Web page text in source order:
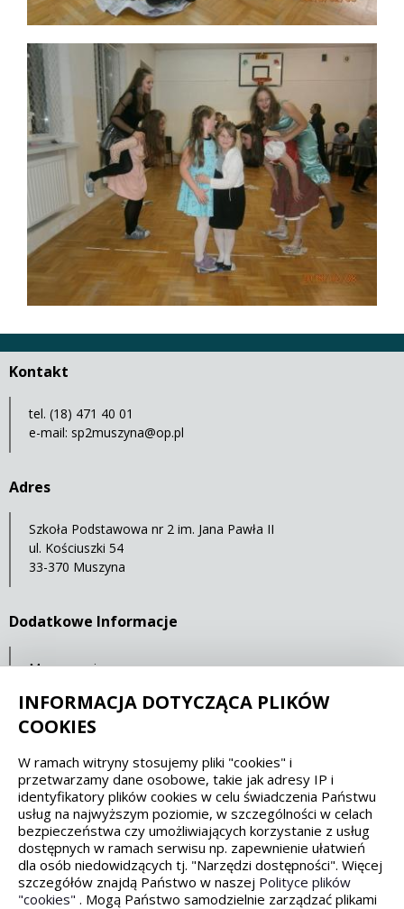
Kontakt
tel. (18) 471 40 01
e-mail: sp2muszyna@op.pl
Adres
Szkoła Podstawowa nr 2 im. Jana Pawła II
ul. Kościuszki 54
33-370 Muszyna
Dodatkowe Informacje
Mapa serwisu
Ochrona danych osobowych
Spełniamy standardy dostępności oraz W3C
WCAG 2.1 SECTION 508 EAA/EN 301549
IS 5568
INFORMACJA DOTYCZĄCA PLIKÓW
COOKIES
W ramach witryny stosujemy pliki "cookies" i
przetwarzamy dane osobowe, takie jak adresy IP i
identyfikatory plików cookies w celu świadczenia Państwu
usług na najwyższym poziomie, w szczególności w celach
bezpieczeństwa czy umożliwiających korzystanie z usług
dostępnych w ramach serwisu np. zapewnienie ułatwień
dla osób niedowidzących tj. "Narzędzi dostępności". Więcej
szczegółów znajdą Państwo w naszej Polityce plików
"cookies" . Mogą Państwo samodzielnie zarządzać plikami